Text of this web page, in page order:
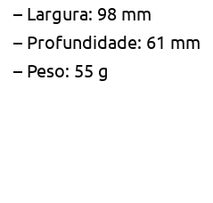
– Largura: 98 mm
– Profundidade: 61 mm
– Peso: 55 g